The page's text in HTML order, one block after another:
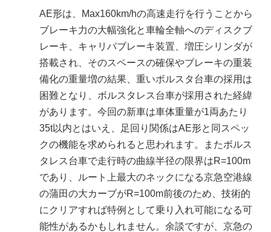
AE形は、Max160km/hの高速走行を行うことから
ブレーキ力の大幅強化と車輪全軸へのディスクブ
レーキ、キャリパブレーキ装置、増圧シリンダが
搭載され、そのスペースの確保やブレーキの重装
備化の重量増の結果、重いボルスタ台車の採用は
困難となり、ボルスタレス台車が採用された経緯
があります。今回の新車は車体重量が1両あたり
35t以内とはいえ、足回り関係はAE形と同スペッ
クの機能を求められると思われます。またボルス
タレス台車で走行時の曲線半径の限界はR=100m
であり、ルート上最大のネックになる京急空港線
の蒲田の大カーブがR=100m前後のため、技術的
にクリアすれば特例として乗り入れ可能になる可
能性があるかもしれません。余談ですが、京急の